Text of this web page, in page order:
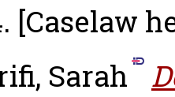
[Caselaw
Sarah